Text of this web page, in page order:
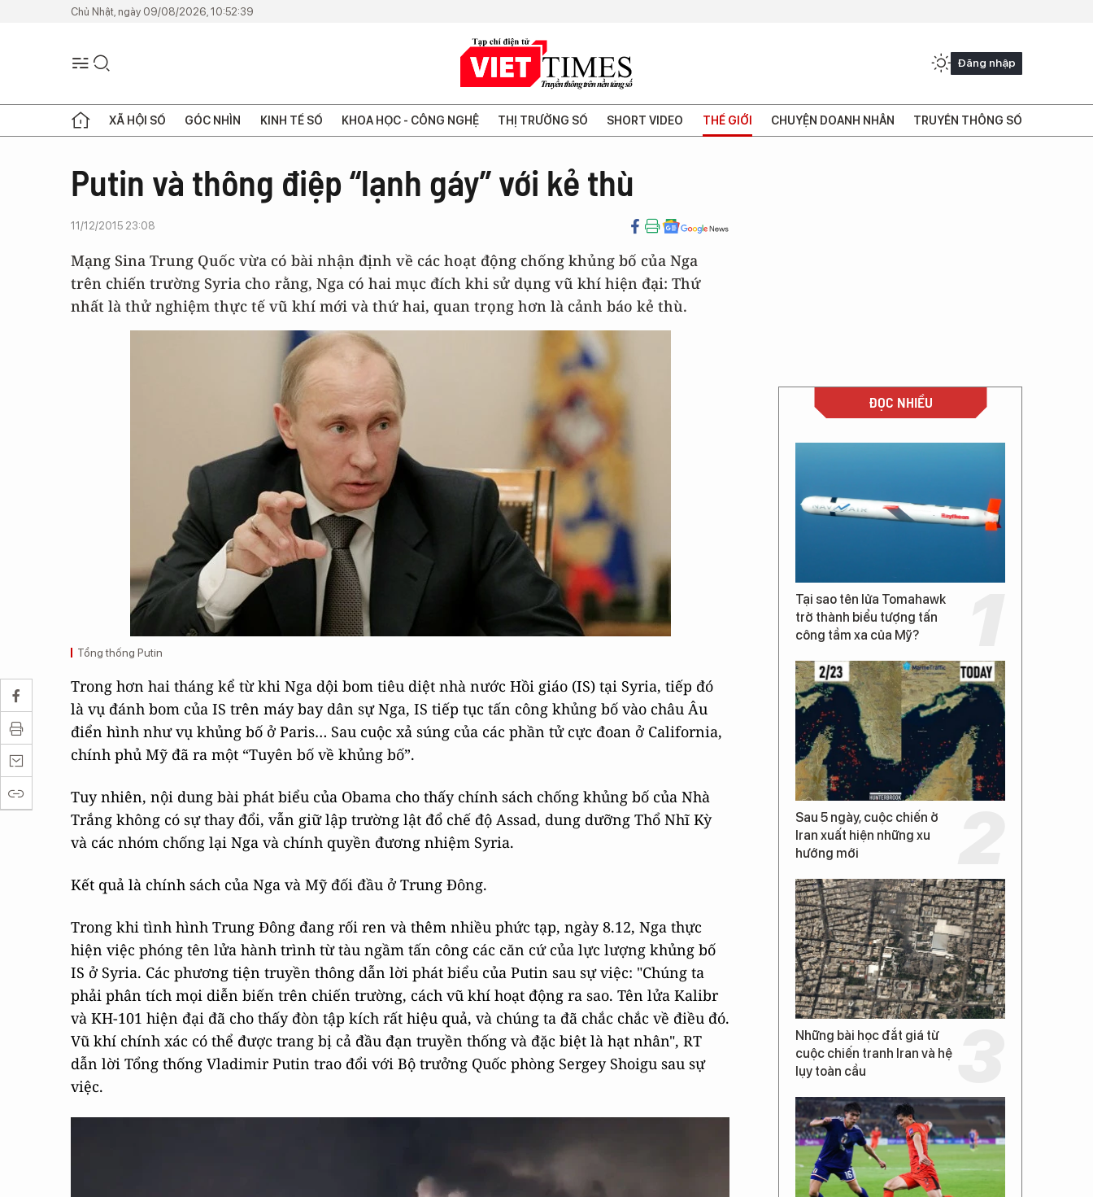
Chủ Nhật, ngày 09/08/2026, 10:52:39
Đăng nhập
XÃ HỘI SỐ GÓC NHÌN KINH TẾ SỐ KHOA HỌC - CÔNG NGHỆ THỊ TRƯỜNG SỐ SHORT VIDEO THẾ GIỚI CHUYỆN DOANH NHÂN TRUYỀN THÔNG SỐ
Putin và thông điệp “lạnh gáy” với kẻ thù
11/12/2015 23:08
Mạng Sina Trung Quốc vừa có bài nhận định về các hoạt động chống khủng bố của Nga
trên chiến trường Syria cho rằng, Nga có hai mục đích khi sử dụng vũ khí hiện đại: Thứ
nhất là thử nghiệm thực tế vũ khí mới và thứ hai, quan trọng hơn là cảnh báo kẻ thù.
Tổng thống Putin
Trong hơn hai tháng kể từ khi Nga dội bom tiêu diệt nhà nước Hồi giáo (IS) tại Syria, tiếp đó
là vụ đánh bom của IS trên máy bay dân sự Nga, IS tiếp tục tấn công khủng bố vào châu Âu
điển hình như vụ khủng bố ở Paris… Sau cuộc xả súng của các phần tử cực đoan ở California,
chính phủ Mỹ đã ra một “Tuyên bố về khủng bố”.
Tuy nhiên, nội dung bài phát biểu của Obama cho thấy chính sách chống khủng bố của Nhà
Trắng không có sự thay đổi, vẫn giữ lập trường lật đổ chế độ Assad, dung dưỡng Thổ Nhĩ Kỳ
và các nhóm chống lại Nga và chính quyền đương nhiệm Syria.
Kết quả là chính sách của Nga và Mỹ đối đầu ở Trung Đông.
Trong khi tình hình Trung Đông đang rối ren và thêm nhiều phức tạp, ngày 8.12, Nga thực
hiện việc phóng tên lửa hành trình từ tàu ngầm tấn công các căn cứ của lực lượng khủng bố
IS ở Syria. Các phương tiện truyền thông dẫn lời phát biểu của Putin sau sự việc: "Chúng ta
phải phân tích mọi diễn biến trên chiến trường, cách vũ khí hoạt động ra sao. Tên lửa Kalibr
và KH-101 hiện đại đã cho thấy đòn tập kích rất hiệu quả, và chúng ta đã chắc chắc về điều đó.
Vũ khí chính xác có thể được trang bị cả đầu đạn truyền thống và đặc biệt là hạt nhân", RT
dẫn lời Tổng thống Vladimir Putin trao đổi với Bộ trưởng Quốc phòng Sergey Shoigu sau sự
việc.
ĐỌC NHIỀU
Tại sao tên lửa Tomahawk
trở thành biểu tượng tấn
công tầm xa của Mỹ?
Sau 5 ngày, cuộc chiến ở
Iran xuất hiện những xu
hướng mới
Những bài học đắt giá từ
cuộc chiến tranh Iran và hệ
lụy toàn cầu